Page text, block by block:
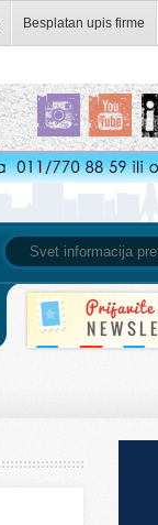
Besplatan upis firme